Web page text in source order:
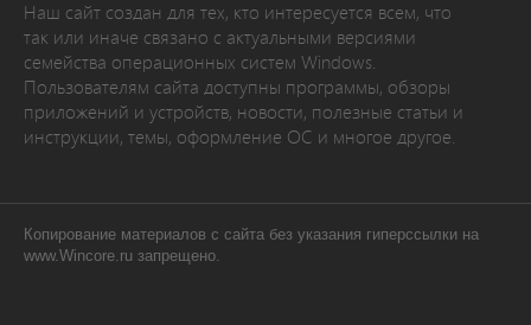
Наш сайт создан для тех, кто интересуется всем, что
так или иначе связано с актуальными версиями
семейства операционных систем Windows.
Пользователям сайта доступны программы, обзоры
приложений и устройств, новости, полезные статьи и
инструкции, темы, оформление ОС и многое другое.
Копирование материалов с сайта без указания гиперссылки на
www.Wincore.ru запрещено.